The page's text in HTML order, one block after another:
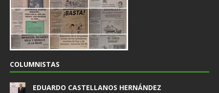
COLUMNISTAS
EDUARDO CASTELLANOS HERNÁNDEZ